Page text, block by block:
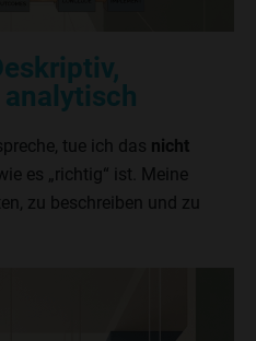
tue ich das nicht
es „richtig“ ist. Meine
zu beschreiben und zu